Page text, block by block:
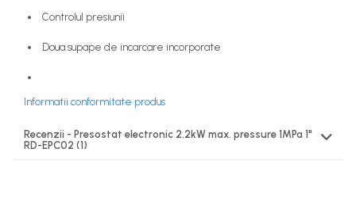
Controlul presiunii
Doua supape de incarcare incorporate
Informatii conformitate produs
Recenzii - Presostat electronic 2.2kW max. pressure 1MPa 1"
RD-EPC02 (1)